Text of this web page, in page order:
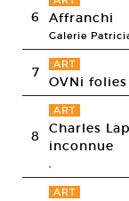
6 Affranchi
Galerie
7 ART
OVNi
8
ART
Charles
inconnue
,
ART